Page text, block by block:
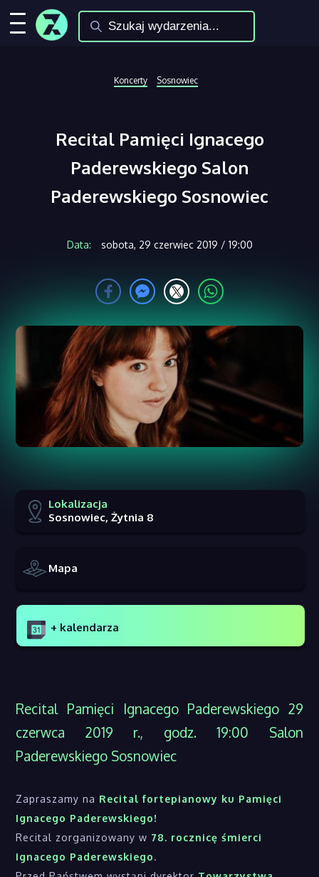
Koncerty Sosnowiec
Recital Pamięci Ignacego
Paderewskiego Salon
Paderewskiego Sosnowiec
Data: sobota, 29 czerwiec 2019 / 19:00
Lokalizacja
Sosnowiec, Żytnia 8
Mapa
+ kalendarza
Recital Pamięci Ignacego Paderewskiego 29
czerwca 2019 r., godz. 19:00 Salon
Paderewskiego Sosnowiec
Zapraszamy na Recital fortepianowy ku Pamięci
Ignacego Paderewskiego!
Recital zorganizowany w 78. rocznicę śmierci
Ignacego Paderewskiego.